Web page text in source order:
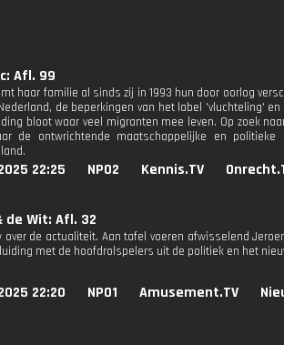
Afl. 99
haar familie al sinds zij in 1993 hun door oorlog
de beperkingen van het label 'vluchteling'
bloot waar veel migranten mee leven. Op zoek
de ontwrichtende maatschappelijke en
22:25 NPO2 Kennis.TV
de Wit: Afl. 32
over de actualiteit. Aan tafel voeren afwisselend
met de hoofdrolspelers uit de politiek en het
22:20 NPO1 Amusement.TV